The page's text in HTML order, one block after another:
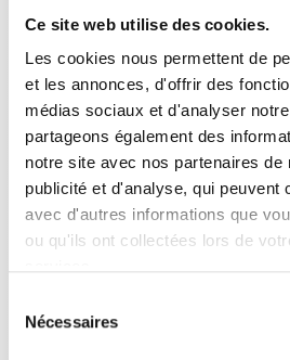
Ce site web utilise des cookies.
Les cookies nous permettent de
et les annonces, d'offrir des
médias sociaux et d'analyser
partageons également des
notre site avec nos partenaires de
publicité et d'analyse, qui peuvent
avec d'autres informations que
ou qu'ils ont collectées lors de
Nécessaires
que l'utilisateur ait à changer de
La buse haute pression est idéale
salissures tenaces. La deuxième
basse pression plus doux, parfait
détergents, rincer des surfaces
un lavage délicat. Ce
optimise considérablement le
une adaptation précise au degré
nature de la surface.Une buse
incluse dans l'equipement. La
être commandée séparément.